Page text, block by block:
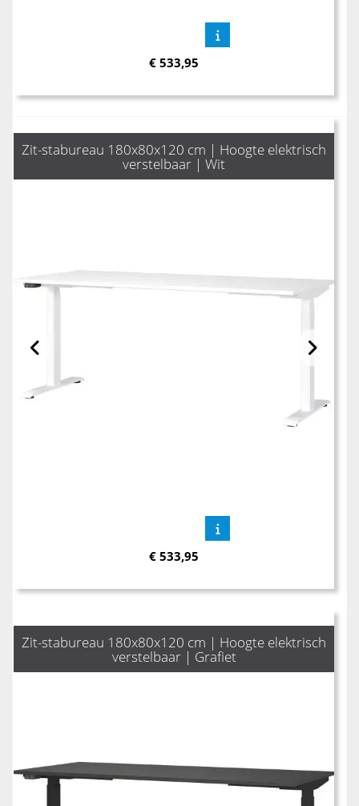
€ 533,95
Zit-stabureau 180x80x120 cm | Hoogte elektrisch
verstelbaar | Wit
€ 533,95
Zit-stabureau 180x80x120 cm | Hoogte elektrisch
verstelbaar | Grafiet